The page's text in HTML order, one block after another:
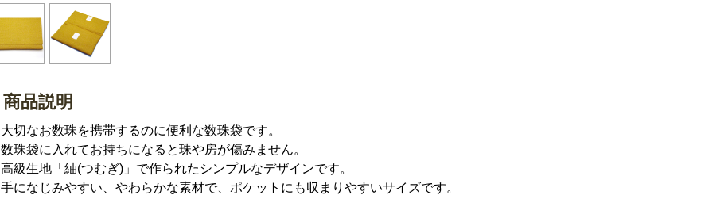
商品説明
大切なお数珠を携帯するのに便利な数珠袋です。
数珠袋に入れてお持ちになると珠や房が傷みません。
高級生地「紬(つむぎ)」で作られたシンプルなデザインです。
手になじみやすい、やわらかな素材で、ポケットにも収まりやすいサイズです。